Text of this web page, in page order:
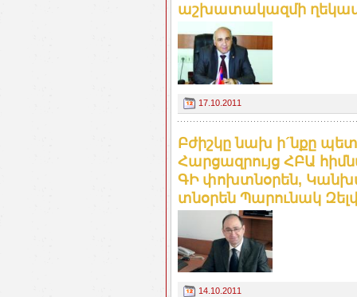
աշխատակազմի
17.10.2011
Բժիշկը նախ ի´նքը
Հարցազրույց ՀԲԱ
ԳԻ փոխտնօրեն,
տնօրեն Պարունակ
14.10.2011